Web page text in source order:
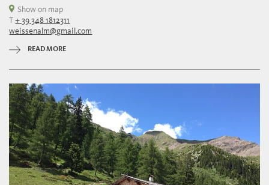
Show on map
T+ 39 348 1812311
weissenalm@gmail.com
READ MORE